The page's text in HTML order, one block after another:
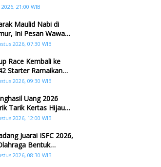
Raih Gelar
21:00 WIB
Maulid Nabi di
Ini Pesan Wawako
2026, 07:30 WIB
Race Kembali ke
Starter Ramaikan
357
2026, 09:30 WIB
Uang 2026
Tarik Kertas Hijau
Tanpa Penggandaan
2026, 12:00 WIB
Juarai ISFC 2026,
Bentuk
Muda
2026, 08:30 WIB